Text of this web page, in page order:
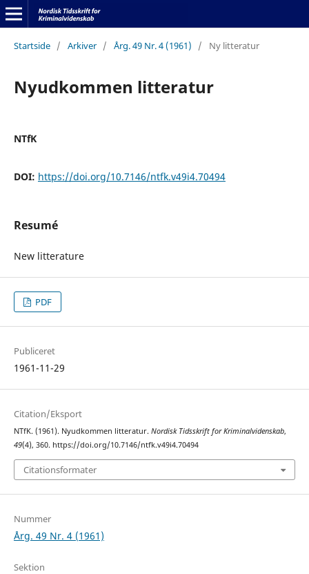
Startside / Arkiver / Årg. 49 Nr. 4 (1961) / Ny litteratur
Nyudkommen litteratur
NTfK
DOI: https://doi.org/10.7146/ntfk.v49i4.70494
Resumé
New litterature
PDF
Publiceret
1961-11-29
Citation/Eksport
NTfK. (1961). Nyudkommen litteratur. Nordisk Tidsskrift for Kriminalvidenskab,
49(4), 360. https://doi.org/10.7146/ntfk.v49i4.70494
Citationsformater
Nummer
Årg. 49 Nr. 4 (1961)
Sektion